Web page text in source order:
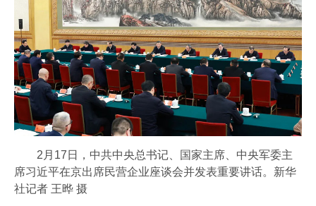
2月17日，中共中央总书记、国家主席、中央军委主
席习近平在京出席民营企业座谈会并发表重要讲话。新华
社记者 王晔 摄